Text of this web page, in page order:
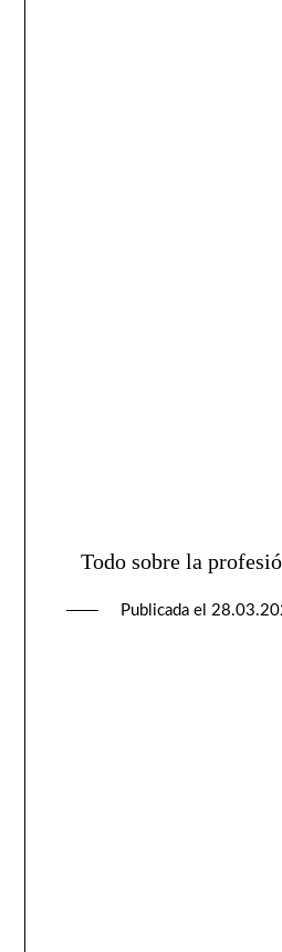
Todo sobre la
Publicada el